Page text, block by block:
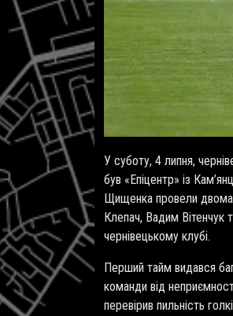
У суботу, 4 липня,
був «Епіцентр» із
Щищенка провели двома
Клепач, Вадим Вітенчук
чернівецькому клубі.
Перший тайм видався
команди від
перевірив пильність